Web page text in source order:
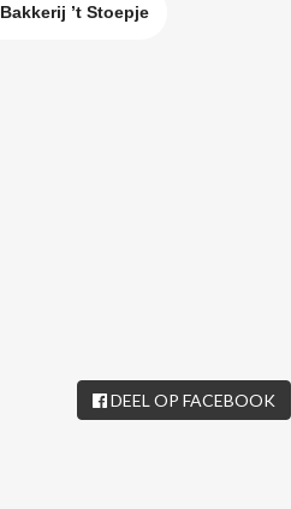
Bakkerij ’t Stoepje
DEEL OP FACEBOOK